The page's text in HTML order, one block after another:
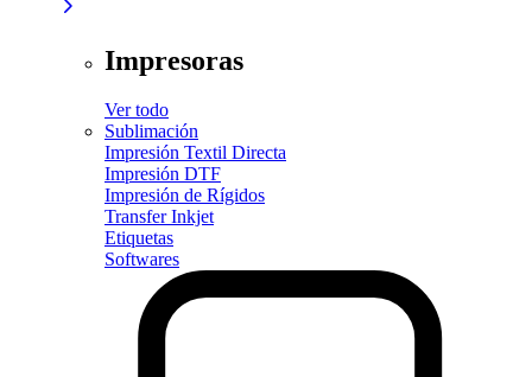
Impresoras
Ver todo
Sublimación
Impresión Textil Directa
Impresión DTF
Impresión de Rígidos
Transfer Inkjet
Etiquetas
Softwares